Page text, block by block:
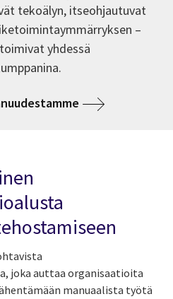
tekoälyn, itseohjautuvat
–
yhdessä
joka auttaa organisaatioita
manuaalista työtä